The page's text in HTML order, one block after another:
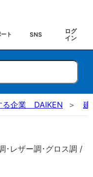
ト SNS
ログ
イン
る企業 DAIKEN 建
･レザー調･グロス調 /